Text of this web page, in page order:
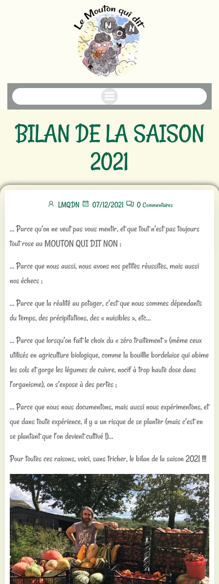
Aller
au
contenu
BILAN DE LA SAISON
2021
LMQDN 07/12/2021 0 Commentaires
… Parce qu’on ne veut pas vous mentir, et que tout n’est pas toujours
tout rose au MOUTON QUI DIT NON ;
… Parce que nous aussi, nous avons nos petites réussites, mais aussi
nos échecs ;
… Parce que la réalité au potager, c’est que nous sommes dépendants
du temps, des précipitations, des « nuisibles », etc…
… Parce que lorsqu’on fait le choix du « zéro traitement » (même ceux
utilisés en agriculture biologique, comme la bouillie bordelaise qui abime
les sols et gorge les légumes de cuivre, nocif à trop haute dose dans
l’organisme), on s’expose à des pertes ;
… Parce que nous nous documentons, mais aussi nous expérimentons, et
que dans toute expérience, il y a un risque de se planter (mais c’est en
se plantant que l’on devient cultivé !)…
Pour toutes ces raisons, voici, sans tricher, le bilan de la saison 2021 !!!